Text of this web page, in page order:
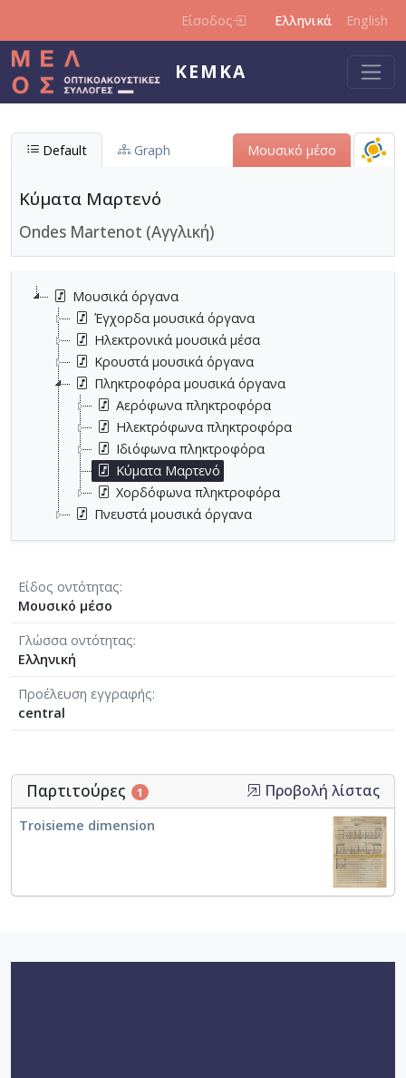
Είσοδος Ελληνικά English
ΚΕΜΚΑ
Default Graph Μουσικό μέσο
Κύματα Μαρτενό
Ondes Martenot (Αγγλική)
Μουσικά όργανα
Έγχορδα μουσικά όργανα
Ηλεκτρονικά μουσικά μέσα
Κρουστά μουσικά όργανα
Πληκτροφόρα μουσικά όργανα
Αερόφωνα πληκτροφόρα
Ηλεκτρόφωνα πληκτροφόρα
Ιδιόφωνα πληκτροφόρα
Κύματα Μαρτενό
Χορδόφωνα πληκτροφόρα
Πνευστά μουσικά όργανα
Είδος οντότητας
Μουσικό μέσο
Γλώσσα οντότητας
Ελληνική
Προέλευση εγγραφής
central
Παρτιτούρες 1 Προβολή λίστας
Troisieme dimension